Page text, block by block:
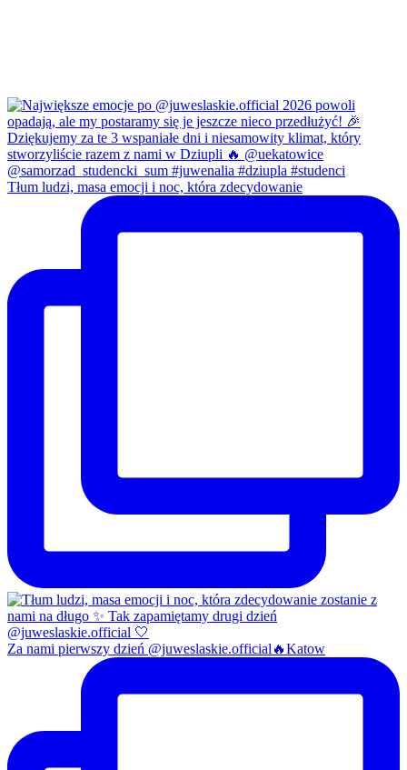
Tłum ludzi, masa emocji i noc, która zdecydowanie
Za nami pierwszy dzień @juweslaskie.official🔥Katow